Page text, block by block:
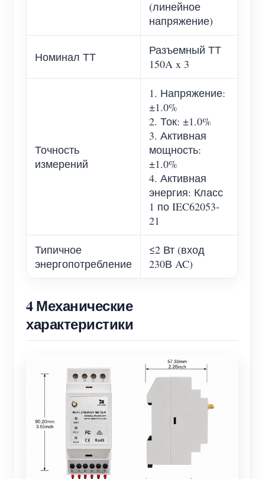
(линейное
напряжение)
Номинал ТТ
Разъемный ТТ
150A x 3
Точность
измерений
1. Напряжение:
±1.0%
2. Ток: ±1.0%
3. Активная
мощность:
±1.0%
4. Активная
энергия: Класс
1 по IEC62053-
21
Типичное
энергопотребление
≤2 Вт (вход
230В AC)
4 Механические
характеристики